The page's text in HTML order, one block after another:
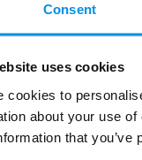
Consent
uses cookies
cookies to
about your use
that